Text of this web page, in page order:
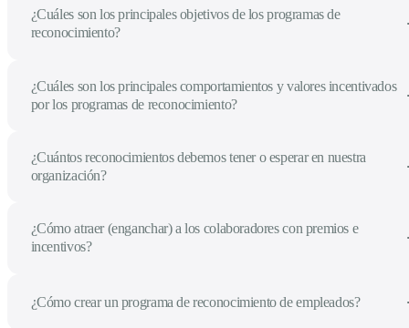
¿Cuáles son los principales objetivos de los programas de
reconocimiento?
¿Cuáles son los principales comportamientos y valores incentivados
por los programas de reconocimiento?
¿Cuántos reconocimientos debemos tener o esperar en nuestra
organización?
¿Cómo atraer (enganchar) a los colaboradores con premios e
incentivos?
¿Cómo crear un programa de reconocimiento de empleados?